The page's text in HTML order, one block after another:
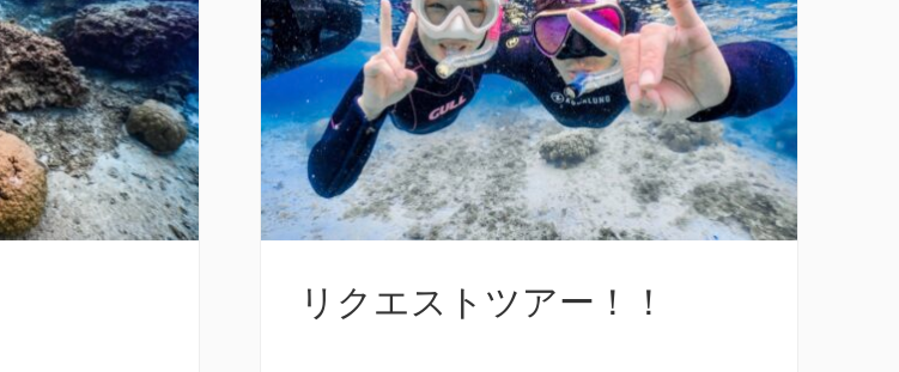
リクエストツアー！！